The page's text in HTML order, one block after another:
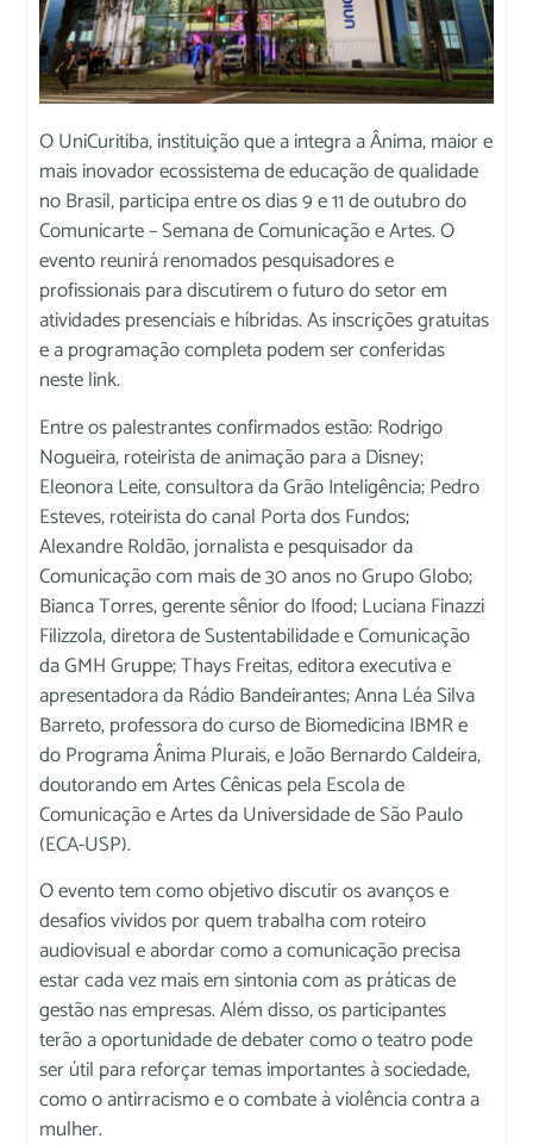
O UniCuritiba, instituição que a integra a Ânima, maior e
mais inovador ecossistema de educação de qualidade
no Brasil, participa entre os dias 9 e 11 de outubro do
Comunicarte – Semana de Comunicação e Artes. O
evento reunirá renomados pesquisadores e
profissionais para discutirem o futuro do setor em
atividades presenciais e híbridas. As inscrições gratuitas
e a programação completa podem ser conferidas
neste link.
Entre os palestrantes confirmados estão: Rodrigo
Nogueira, roteirista de animação para a Disney;
Eleonora Leite, consultora da Grão Inteligência; Pedro
Esteves, roteirista do canal Porta dos Fundos;
Alexandre Roldão, jornalista e pesquisador da
Comunicação com mais de 30 anos no Grupo Globo;
Bianca Torres, gerente sênior do Ifood; Luciana Finazzi
Filizzola, diretora de Sustentabilidade e Comunicação
da GMH Gruppe; Thays Freitas, editora executiva e
apresentadora da Rádio Bandeirantes; Anna Léa Silva
Barreto, professora do curso de Biomedicina IBMR e
do Programa Ânima Plurais, e João Bernardo Caldeira,
doutorando em Artes Cênicas pela Escola de
Comunicação e Artes da Universidade de São Paulo
(ECA-USP).
O evento tem como objetivo discutir os avanços e
desafios vividos por quem trabalha com roteiro
audiovisual e abordar como a comunicação precisa
estar cada vez mais em sintonia com as práticas de
gestão nas empresas. Além disso, os participantes
terão a oportunidade de debater como o teatro pode
ser útil para reforçar temas importantes à sociedade,
como o antirracismo e o combate à violência contra a
mulher.